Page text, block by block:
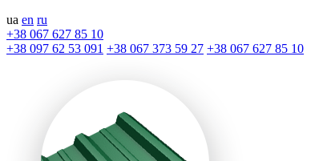
ua en ru
+38 067 627 85 10
+38 097 62 53 091 +38 067 373 59 27 +38 067 627 85 10